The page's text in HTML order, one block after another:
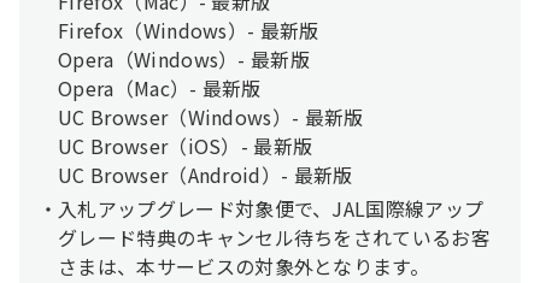
Firefox（Windows）- 最新版
Opera（Windows）- 最新版
Opera（Mac）- 最新版
UC Browser（Windows）- 最新版
UC Browser（iOS）- 最新版
UC Browser（Android）- 最新版
入札アップグレード対象便で、JAL国際線アップ
グレード特典のキャンセル待ちをされているお客
さまは、本サービスの対象外となります。